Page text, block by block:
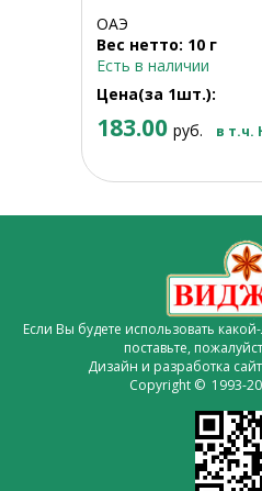
ОАЭ
Вес нетто: 10 г
Есть в наличии
Цена(за 1шт.):
183.00 руб. в т.ч.
Если Вы будете использовать
поставьте,
Дизайн и разработка
Copyright © 1993-